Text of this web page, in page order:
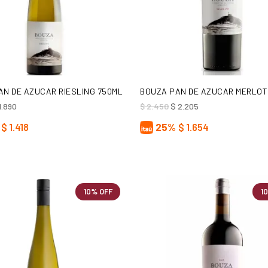
AÑADIR AL CARRITO
DE AZUCAR RIESLING 750ML
actual
es:
$ 1.418
AÑADIR AL CARRITO
BOUZA PAN DE AZUCAR MERLOT
$2.450El
original
era:
$ 2.205
actual
es:
25% $ 1.654
10% OFF